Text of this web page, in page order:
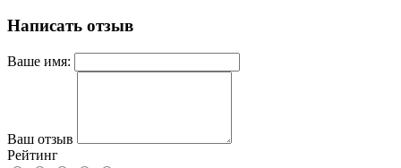
Написать отзыв
Ваше имя:
Ваш отзыв
Рейтинг